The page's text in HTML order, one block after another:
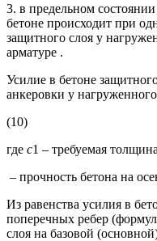
3. в предельном
бетоне происходит при
защитного слоя у
арматуре .
Усилие в бетоне
анкеровки у
(10)
где с1 – требуемая
– прочность бетона на
Из равенства усилия в
поперечных ребер
слоя на базовой